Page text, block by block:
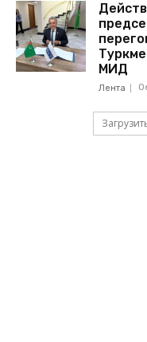
МИД
Лента